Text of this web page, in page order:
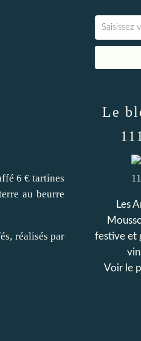
6 € tartines
au beurre
réalisés par
Le
Les
festive et
Voir le